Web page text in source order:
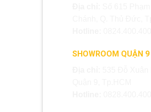
SHOWROOM QUẬN